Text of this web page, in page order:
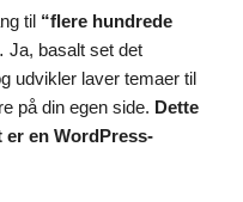
til “flere hundrede
Ja, basalt set det
udvikler laver temaer til
på din egen side. Dette
en WordPress-